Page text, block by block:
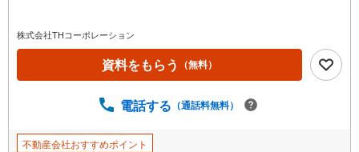
イ
ー
株式会社THコーポレーション
資料をもらう （無料）
電話する （通話料無料）
不動産会社おすすめポイント